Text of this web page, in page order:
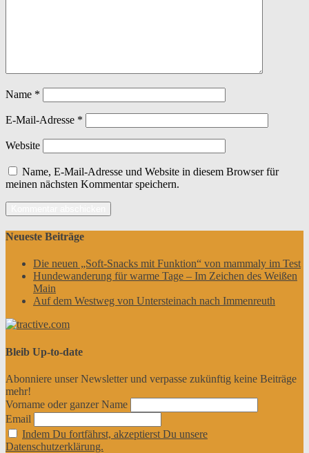
Name *
E-Mail-Adresse *
Website
Name, E-Mail-Adresse und Website in diesem Browser für
meinen nächsten Kommentar speichern.
Neueste Beiträge
Die neuen „Soft-Snacks mit Funktion“ von mammaly im Test
Hundewanderung für warme Tage – Im Zeichen des Weißen
Main
Auf dem Westweg von Untersteinach nach Immenreuth
Bleib Up-to-date
Abonniere unser Newsletter und verpasse zukünftig keine Beiträge
mehr!
Vorname oder ganzer Name
Email
Indem Du fortfährst, akzeptierst Du unsere
Datenschutzerklärung.